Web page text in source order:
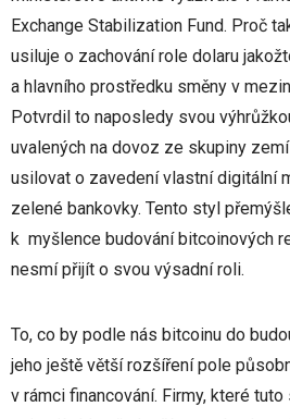
Exchange Stabilization Fund. Proč
usiluje o zachování role dolaru
a hlavního prostředku směny v
Potvrdil to naposledy svou
uvalených na dovoz ze skupiny
usilovat o zavedení vlastní digitální
zelené bankovky. Tento styl
k myšlence budování bitcoinových
nesmí přijít o svou výsadní roli.
To, co by podle nás bitcoinu do
jeho ještě větší rozšíření pole
v rámci financování. Firmy, které